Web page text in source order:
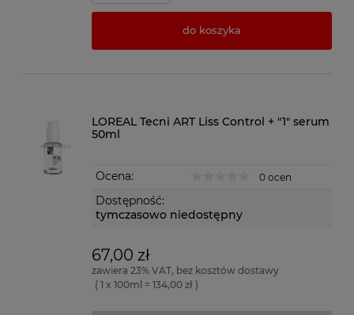
do koszyka
LOREAL Tecni ART Liss Control + "1" serum
50ml
Ocena: 0 ocen
Dostępność:
tymczasowo niedostępny
67,00 zł
zawiera 23% VAT, bez kosztów dostawy
( 1 x 100ml = 134,00 zł )